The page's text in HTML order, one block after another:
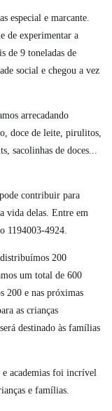
especial e marcante.
de experimentar a
de 9 toneladas de
social e chegou a vez
arrecadando
doce de leite, pirulitos,
sacolinhas de doces...
contribuir para
vida delas. Entre em
1194003-4924.
200
um total de 600
200 e nas próximas
as crianças
destinado às famílias
e academias foi incrível
e famílias.